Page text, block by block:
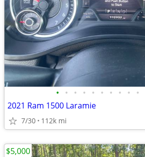
• • • • • • • • • •
2021 Ram 1500 Laramie
7/30 112k mi
$5,000